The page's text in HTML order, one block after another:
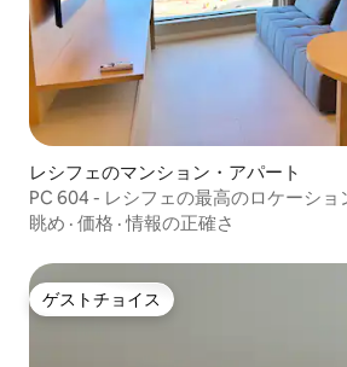
レシフェのマンション・アパート
PC 604 - レシフェの最高のロケーショ
眺め · 価格 ·情報の正確さ
ゲストチョイス
ゲストチョイス